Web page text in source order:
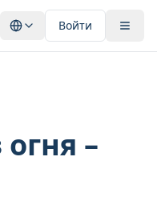
Войти
–